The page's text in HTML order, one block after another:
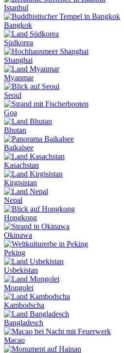
Istanbul
Bangkok
Südkorea
Shanghai
Myanmar
Seoul
Goa
Bhutan
Baikalsee
Kasachstan
Kirgisistan
Nepal
Hongkong
Okinawa
Peking
Usbekistan
Mongolei
Kambodscha
Bangladesch
Macao